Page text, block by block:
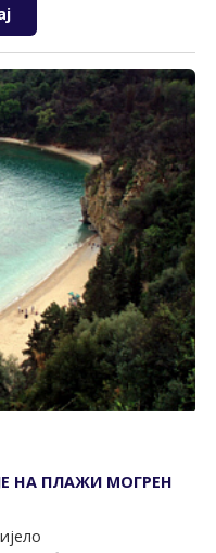
НА ПЛАЖИ МОГРЕН